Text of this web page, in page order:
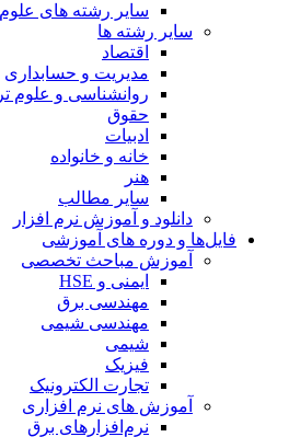
سایر رشته های علوم پایه
سایر رشته ها
اقتصاد
مدیریت و حسابداری
روانشناسی و علوم تربیتی
حقوق
ادبیات
خانه و خانواده
هنر
سایر مطالب
دانلود و آموزش نرم افزار
فایل‌ها و دوره های آموزشی
آموزش مباحث تخصصی
ایمنی و HSE
مهندسی برق
مهندسی شیمی
شیمی
فیزیک
تجارت الکترونیک
آموزش های نرم افزاری
نرم‌افزارهای برق